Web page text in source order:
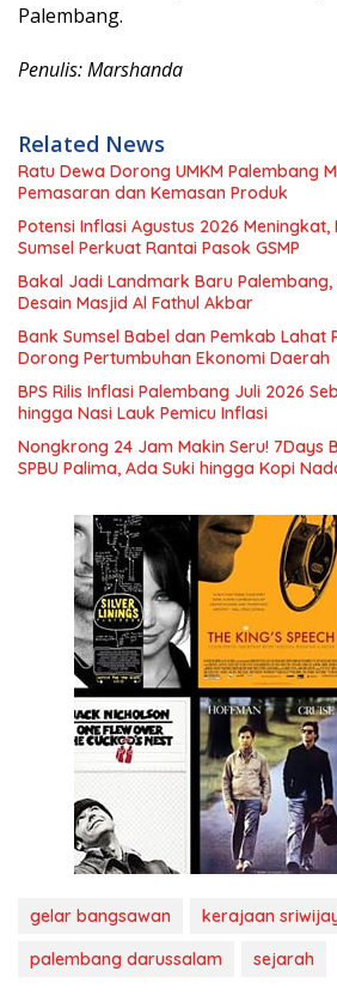
Palembang.
Penulis: Marshanda
Related News
Ratu Dewa Dorong UMKM Palembang
Pemasaran dan Kemasan Produk
Potensi Inflasi Agustus 2026
Sumsel Perkuat Rantai Pasok GSMP
Bakal Jadi Landmark Baru
Desain Masjid Al Fathul Akbar
Bank Sumsel Babel dan Pemkab Lahat
Dorong Pertumbuhan Ekonomi Daerah
BPS Rilis Inflasi Palembang Juli 2026
hingga Nasi Lauk Pemicu Inflasi
Nongkrong 24 Jam Makin Seru! 7Days
SPBU Palima, Ada Suki hingga Kopi
gelar bangsawan kerajaan
palembang darussalam
sejarah